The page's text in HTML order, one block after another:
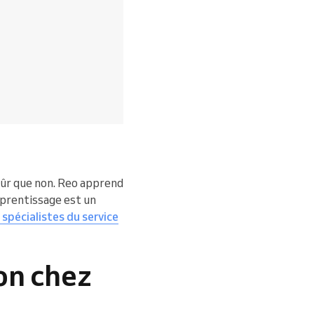
que non. Reo apprend
est un
du service
chez